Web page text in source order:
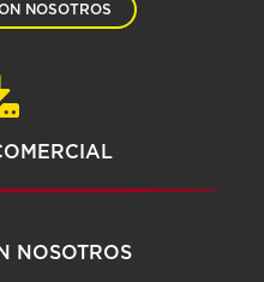
NOSOTROS
NOSOTROS